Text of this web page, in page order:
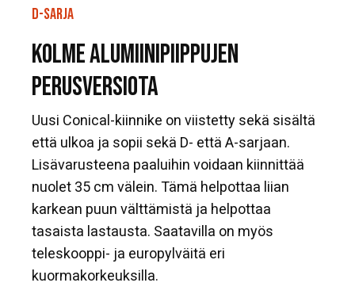
D-SARJA
KOLME ALUMIINIPIIPPUJEN
PERUSVERSIOTA
Uusi Conical-kiinnike on viistetty sekä sisältä
että ulkoa ja sopii sekä D- että A-sarjaan.
Lisävarusteena paaluihin voidaan kiinnittää
nuolet 35 cm välein. Tämä helpottaa liian
karkean puun välttämistä ja helpottaa
tasaista lastausta. Saatavilla on myös
teleskooppi- ja europylväitä eri
kuormakorkeuksilla.